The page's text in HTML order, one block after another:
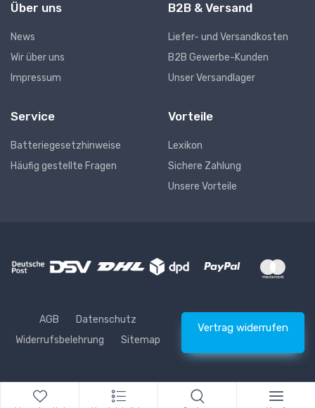
Über uns
News
Wir über uns
Impressum
B2B & Versand
Liefer- und Versandkosten
B2B Gewerbe-Kunden
Unser Versandlager
Service
Batteriegesetzhinweise
Häufig gestellte Fragen
Vorteile
Lexikon
Sichere Zahlung
Unsere Vorteile
AGB
Datenschutz
Widerrufsbelehrung
Sitemap
Vertrag widerrufen
* Alle Preise inkl. gesetzlicher USt., zzgl. Versand © Waschhelden